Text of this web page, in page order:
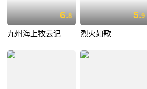
6.8
九州海上牧云记
5.9
烈火如歌